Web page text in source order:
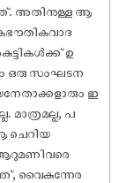
അതിനുള്ള ആ
ഉ
ഒരു സംഘടന
ഇ
മാത്രമല്ല, പ
ചെറിയ
വൈകുന്നേര